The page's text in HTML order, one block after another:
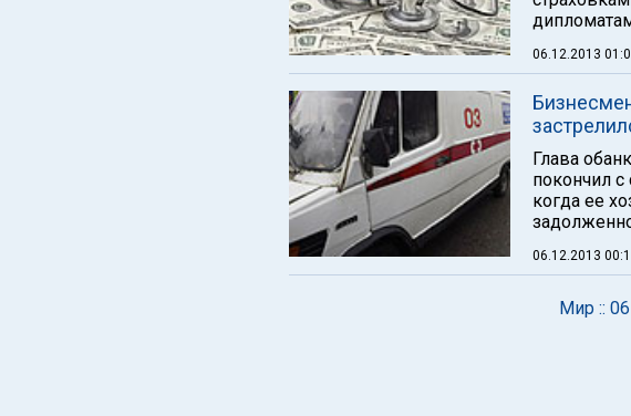
06.12.2013
Глава
покончил с
когда ее
06.12.2013
Мир ::